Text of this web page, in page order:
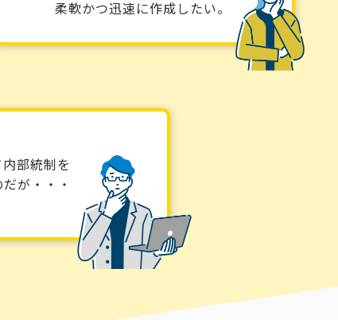
柔軟かつ迅速に作成したい。
部統制を
が・・・